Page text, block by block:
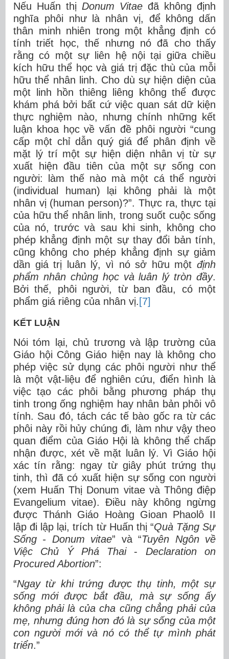
Nếu Huấn thị Donum Vitae đã không định
nghĩa phôi như là nhân vị, để không dấn
thân minh nhiên trong một khẳng định có
tính triết học, thế nhưng nó đã cho thấy
rằng có một sự liên hệ nội tại giữa chiều
kích hữu thể học và giá trị đặc thù của mỗi
hữu thể nhân linh. Cho dù sự hiện diện của
một linh hồn thiêng liêng không thể được
khám phá bởi bất cứ việc quan sát dữ kiện
thực nghiệm nào, nhưng chính những kết
luận khoa học về vấn đề phôi người “cung
cấp một chỉ dẫn quý giá để phân định về
mặt lý trí một sự hiện diện nhân vị từ sự
xuất hiện đầu tiên của một sự sống con
người: làm thế nào mà một cá thể người
(individual human) lại không phải là một
nhân vị (human person)?”. Thực ra, thực tại
của hữu thể nhân linh, trong suốt cuộc sống
của nó, trước và sau khi sinh, không cho
phép khẳng định một sự thay đổi bản tính,
cũng không cho phép khẳng định sự giảm
dần giá trị luân lý, vì nó sở hữu một định
phẩm nhân chủng học và luân lý tròn đầy.
Bởi thế, phôi người, từ ban đầu, có một
phẩm giá riêng của nhân vị. [7]
KẾT LUẬN
Nói tóm lại, chủ trương và lập trường của
Giáo hội Công Giáo hiện nay là không cho
phép việc sử dụng các phôi người như thể
là một vật-liệu để nghiên cứu, điển hình là
việc tạo các phôi bằng phương pháp thụ
tinh trong ống nghiệm hay nhân bản phôi vô
tính. Sau đó, tách các tế bào gốc ra từ các
phôi này rồi hủy chúng đi, làm như vậy theo
quan điểm của Giáo Hội là không thể chấp
nhận được, xét về mặt luân lý. Vì Giáo hội
xác tín rằng: ngay từ giây phút trứng thụ
tinh, thì đã có xuất hiện sự sống con người
(xem Huấn Thị Donum vitae và Thông điệp
Evangelium vitae). Điều này không ngừng
được Thánh Giáo Hoàng Gioan Phaolô II
lập đi lập lại, trích từ Huấn thị “Quà Tặng Sự
Sống - Donum vitae” và “Tuyên Ngôn về
Việc Chủ Ý Phá Thai- Declaration on
Procured Abortion”:
“Ngay từ khi trứng được thụ tinh, một sự
sống mới được bắt đầu, mà sự sống ấy
không phải là của cha cũng chẳng phải của
mẹ, nhưng đúng hơn đó là sự sống của một
con người mới và nó có thể tự mình phát
triển.”